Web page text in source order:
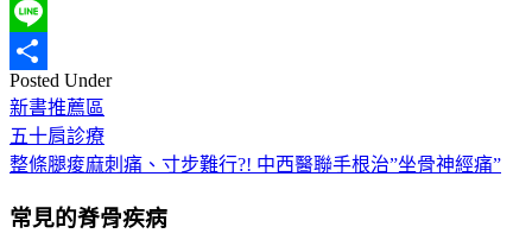
Facebook
Line
分
享
Posted Under
新書推薦區
Post
navigation
五十肩診療
整條腿痠麻刺痛、寸步難行?! 中西醫聯手根治”坐骨神經痛”
常見的脊骨疾病